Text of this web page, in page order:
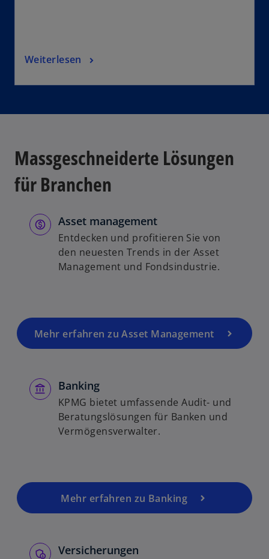
Weiterlesen
Massgeschneiderte Lösungen
für Branchen
Asset management
Entdecken und profitieren Sie von
den neuesten Trends in der Asset
Management und Fondsindustrie.
Mehr erfahren zu Asset Management
Banking
KPMG bietet umfassende Audit- und
Beratungslösungen für Banken und
Vermögensverwalter.
Mehr erfahren zu Banking
Versicherungen